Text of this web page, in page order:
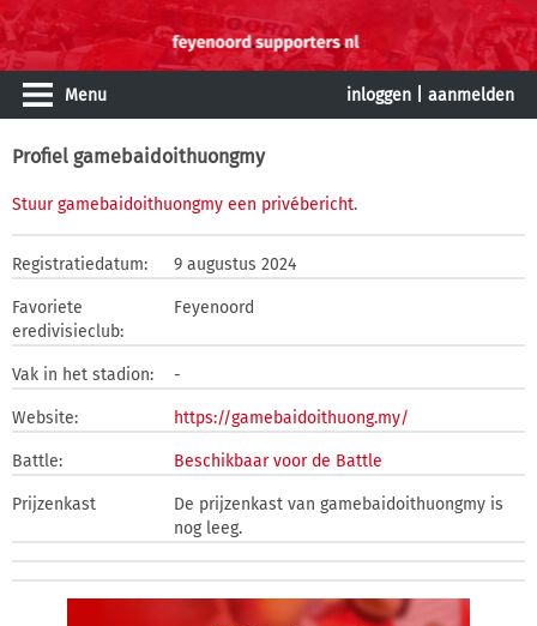
Menu inloggen aanmelden
Profiel gamebaidoithuongmy
Stuur gamebaidoithuongmy een privébericht.
Registratiedatum: 9 augustus 2024
Favoriete
eredivisieclub:
Feyenoord
Vak in het stadion: -
Website: https://gamebaidoithuong.my/
Battle: Beschikbaar voor de Battle
Prijzenkast
De prijzenkast van gamebaidoithuongmy is
nog leeg.